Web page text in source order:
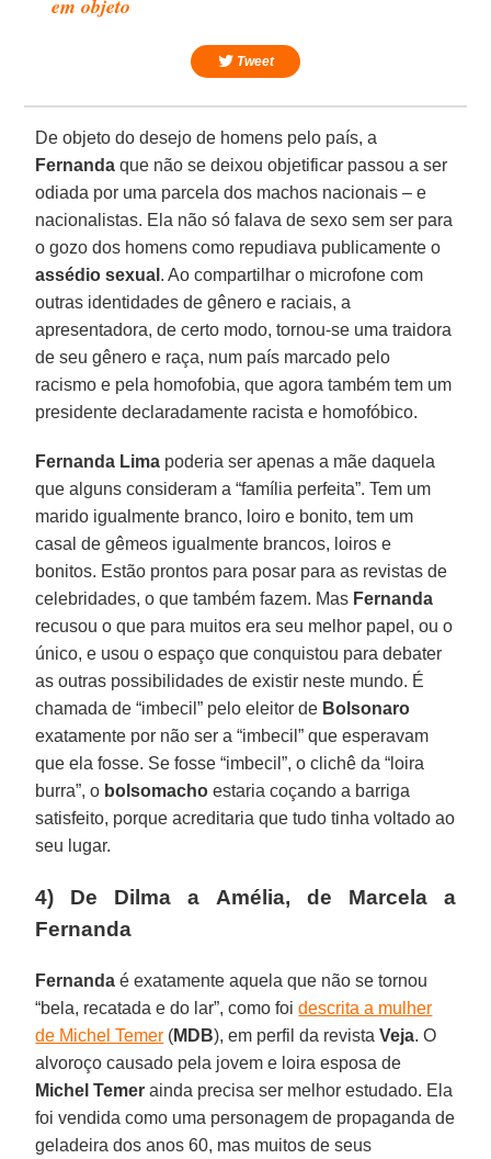
em objeto
Tweet
De objeto do desejo de homens pelo país, a
Fernanda que não se deixou objetificar passou a ser
odiada por uma parcela dos machos nacionais – e
nacionalistas. Ela não só falava de sexo sem ser para
o gozo dos homens como repudiava publicamente o
assédio sexual . Ao compartilhar o microfone com
outras identidades de gênero e raciais, a
apresentadora, de certo modo, tornou-se uma traidora
de seu gênero e raça, num país marcado pelo
racismo e pela homofobia, que agora também tem um
presidente declaradamente racista e homofóbico.
Fernanda Lima poderia ser apenas a mãe daquela
que alguns consideram a “família perfeita”. Tem um
marido igualmente branco, loiro e bonito, tem um
casal de gêmeos igualmente brancos, loiros e
bonitos. Estão prontos para posar para as revistas de
celebridades, o que também fazem. Mas Fernanda
recusou o que para muitos era seu melhor papel, ou o
único, e usou o espaço que conquistou para debater
as outras possibilidades de existir neste mundo. É
chamada de “imbecil” pelo eleitor de Bolsonaro
exatamente por não ser a “imbecil” que esperavam
que ela fosse. Se fosse “imbecil”, o clichê da “loira
burra”, o bolsomacho estaria coçando a barriga
satisfeito, porque acreditaria que tudo tinha voltado ao
seu lugar.
4) De Dilma a Amélia, de Marcela a
Fernanda
Fernanda é exatamente aquela que não se tornou
“bela, recatada e do lar”, como foidescrita a mulher
de Michel Temer (MDB), em perfil da revistaVeja. O
alvoroço causado pela jovem e loira esposa de
Michel Temer ainda precisa ser melhor estudado. Ela
foi vendida como uma personagem de propaganda de
geladeira dos anos 60, mas muitos de seus